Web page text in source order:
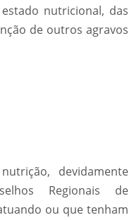
nutricional, das
de outros agravos
devidamente
Regionais de
ou que tenham